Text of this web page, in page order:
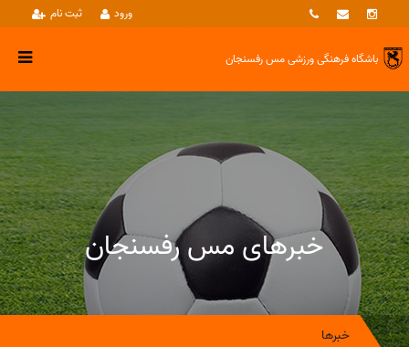
ثبت نام ورود
باشگاه فرهنگی ورزشیمس رفسنجان
خبرهای مس رفسنجان
خبرها